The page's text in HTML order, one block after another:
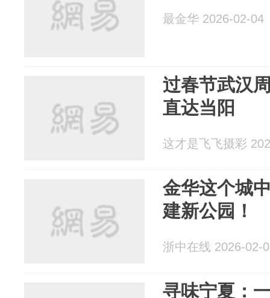
最金华 2026-02-04
过春节武汉
直达当阳
这才是飞飞摄彩
金华这个城
建新公园！
浙中在线 2026-02-
寻味宁夏：